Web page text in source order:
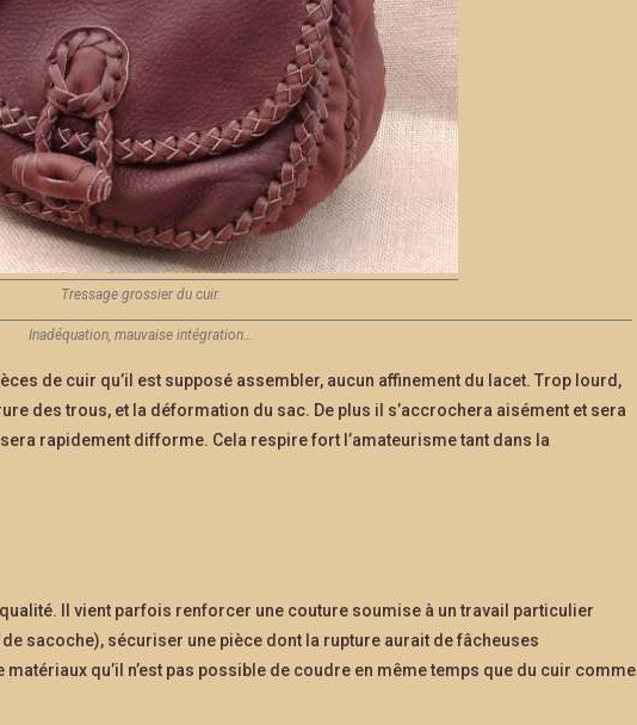
Tressage grossier du cuir.
Inadéquation, mauvaise intégration…
de cuir qu’il est supposé assembler, aucun affinement du lacet. Trop lourd,
des trous, et la déformation du sac. De plus il s’accrochera aisément et sera
rapidement difforme. Cela respire fort l’amateurisme tant dans la
Il vient parfois renforcer une couture soumise à un travail particulier
sacoche), sécuriser une pièce dont la rupture aurait de fâcheuses
qu’il n’est pas possible de coudre en même temps que du cuir comme